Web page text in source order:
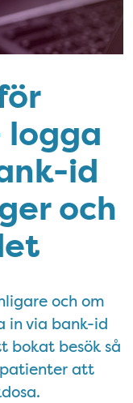
logga
id
och
och om
in via bank-id
bokat besök så
att